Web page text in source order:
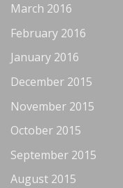
March 2016
February 2016
January 2016
December 2015
November 2015
October 2015
September 2015
August 2015